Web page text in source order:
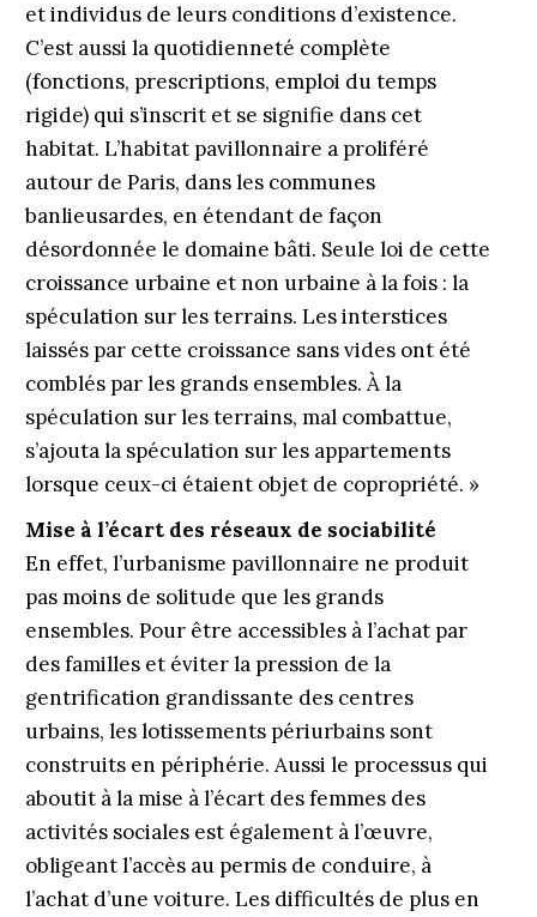
et individus de leurs conditions d’existence.
C’est aussi la quotidienneté complète
(fonctions, prescriptions, emploi du temps
rigide) qui s’inscrit et se signifie dans cet
habitat. L’habitat pavillonnaire a proliféré
autour de Paris, dans les communes
banlieusardes, en étendant de façon
désordonnée le domaine bâti. Seule loi de cette
croissance urbaine et non urbaine à la fois : la
spéculation sur les terrains. Les interstices
laissés par cette croissance sans vides ont été
comblés par les grands ensembles. À la
spéculation sur les terrains, mal combattue,
s’ajouta la spéculation sur les appartements
lorsque ceux-ci étaient objet de copropriété. »
Mise à l’écart des réseaux de sociabilité
En effet, l’urbanisme pavillonnaire ne produit
pas moins de solitude que les grands
ensembles. Pour être accessibles à l’achat par
des familles et éviter la pression de la
gentrification grandissante des centres
urbains, les lotissements périurbains sont
construits en périphérie. Aussi le processus qui
aboutit à la mise à l’écart des femmes des
activités sociales est également à l’œuvre,
obligeant l’accès au permis de conduire, à
l’achat d’une voiture. Les difficultés de plus en